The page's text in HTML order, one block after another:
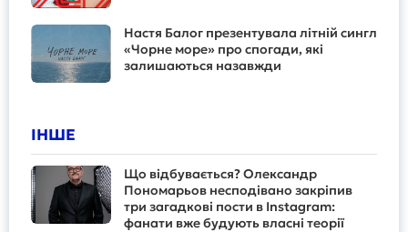
Настя Балог презентувала літній сингл
«Чорне море» про спогади, які
залишаються назавжди
ІНШЕ
Що відбувається? Олександр
Пономарьов несподівано закріпив
три загадкові пости в Instagram:
фанати вже будують власні теорії